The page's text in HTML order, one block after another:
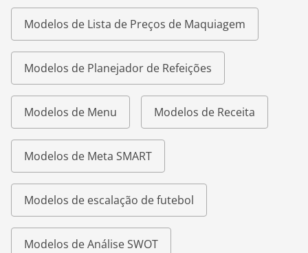
Modelos de Lista de Preços de Maquiagem
Modelos de Planejador de Refeições
Modelos de Menu Modelos de Receita
Modelos de Meta SMART
Modelos de escalação de futebol
Modelos de Análise SWOT